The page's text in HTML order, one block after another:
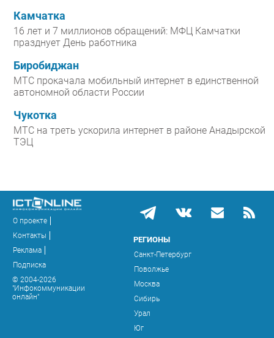
Камчатка
16 лет и 7 миллионов обращений: МФЦ Камчатки
празднует День работника
Биробиджан
МТС прокачала мобильный интернет в единственной
автономной области России
Чукотка
МТС на треть ускорила интернет в районе Анадырской
ТЭЦ
О проекте
Контакты
Реклама
Подписка
© 2004-2026
"Инфокоммуникации
онлайн"
РЕГИОНЫ
Санкт-Петербург
Поволжье
Москва
Сибирь
Урал
Юг